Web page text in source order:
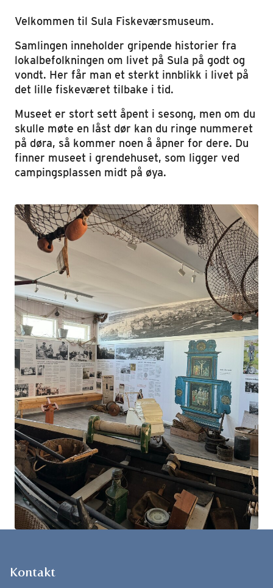
Velkommen til Sula Fiskeværsmuseum.
Samlingen inneholder gripende historier fra
lokalbefolkningen om livet på Sula på godt og
vondt. Her får man et sterkt innblikk i livet på
det lille fiskeværet tilbake i tid.
Museet er stort sett åpent i sesong, men om du
skulle møte en låst dør kan du ringe nummeret
på døra, så kommer noen å åpner for dere. Du
finner museet i grendehuset, som ligger ved
campingsplassen midt på øya.
Kontakt